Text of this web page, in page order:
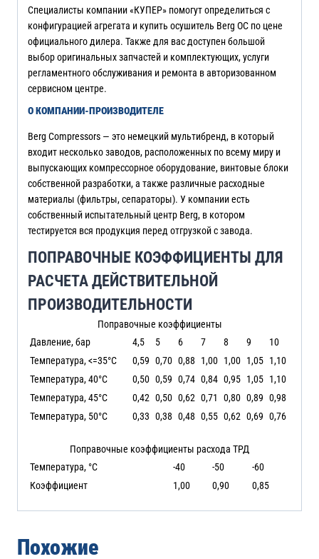
Специалисты компании «КУПЕР» помогут определиться с
конфигурацией агрегата и купить осушитель Berg OC по цене
официального дилера. Также для вас доступен большой
выбор оригинальных запчастей и комплектующих, услуги
регламентного обслуживания и ремонта в авторизованном
сервисном центре.
О КОМПАНИИ-ПРОИЗВОДИТЕЛЕ
Berg Compressors — это немецкий мультибренд, в который
входит несколько заводов, расположенных по всему миру и
выпускающих компрессорное оборудование, винтовые блоки
собственной разработки, а также различные расходные
материалы (фильтры, сепараторы). У компании есть
собственный испытательный центр Berg, в котором
тестируется вся продукция перед отгрузкой с завода.
ПОПРАВОЧНЫЕ КОЭФФИЦИЕНТЫ ДЛЯ
РАСЧЕТА ДЕЙСТВИТЕЛЬНОЙ
ПРОИЗВОДИТЕЛЬНОСТИ
Поправочные коэффициенты
Давление, бар
4,5 5 6 7 8 9
10
Температура, <=35°C
0,59 0,70 0,88 1,00 1,00 1,05 1,10
Температура, 40°C
0,50 0,59 0,74 0,84 0,95 1,05 1,10
Температура, 45°C
0,42 0,50 0,62 0,71 0,80 0,89 0,98
Температура, 50°C
0,33 0,38 0,48 0,55 0,62 0,69 0,76
Поправочные коэффициенты расхода ТРД
Температура, °C
-40 -50
-60
Коэффициент
1,00 0,90 0,85
Похожие